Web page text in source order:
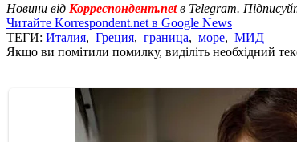
Новини від Корреспондент.netв Telegram.
Читайте Korrespondent.net в Google News
ТЕГИ: Италия, Греция, граница, море, МИД
Якщо ви помітили помилку, виділіть необхідний